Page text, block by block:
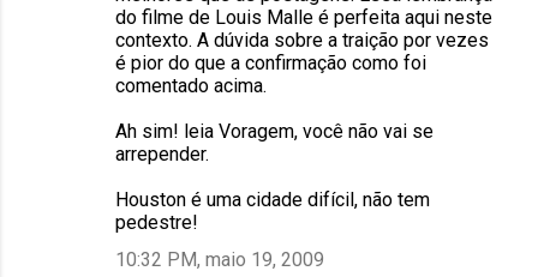
do filme de Louis Malle é perfeita aqui neste
contexto. A dúvida sobre a traição por vezes
é pior do que a confirmação como foi
comentado acima.
Ah sim! leia Voragem, você não vai se
arrepender.
Houston é uma cidade difícil, não tem
pedestre!
10:32 PM, maio 19, 2009